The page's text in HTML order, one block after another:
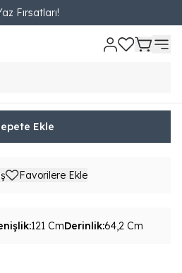
Fırsatları!
Dolap 3 Kapaklı Dolap
Ekle
Favorilere Ekle
:121 CmDerinlik:64,2 Cm